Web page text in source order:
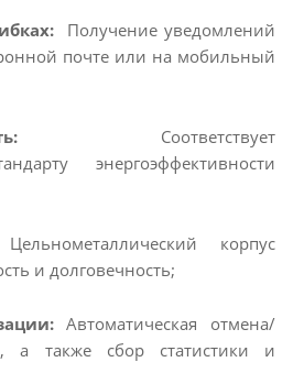
Получение уведомлений
почте или на мобильный
Соответствует
энергоэффективности
Цельнометаллический корпус
и долговечность;
Автоматическая отмена/
а также сбор статистики и